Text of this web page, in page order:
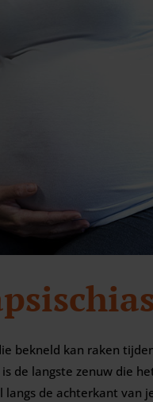
bekneld kan raken
de langste zenuw die
de achterkant van